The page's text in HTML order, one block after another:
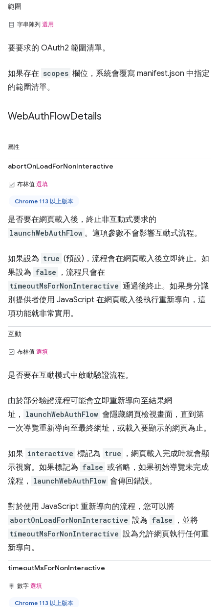
範圍
字串陣列 選用
要要求的 OAuth2 範圍清單。
如果存在 scopes 欄位，系統會覆寫 manifest.json 中指定
的範圍清單。
WebAuthFlowDetails
屬性
abortOnLoadForNonInteractive
布林值 選填
Chrome 113 以上版本
是否要在網頁載入後，終止非互動式要求的
launchWebAuthFlow 。這項參數不會影響互動式流程。
如果設為 true (預設)，流程會在網頁載入後立即終止。如
果設為 false ，流程只會在
timeoutMsForNonInteractive 通過後終止。如果身分識
別提供者使用 JavaScript 在網頁載入後執行重新導向，這
項功能就非常實用。
互動
布林值 選填
是否要在互動模式中啟動驗證流程。
由於部分驗證流程可能會立即重新導向至結果網
址，
launchWebAuthFlow 會隱藏網頁檢視畫面，直到第
一次導覽重新導向至最終網址，或載入要顯示的網頁為止。
如果 interactive 標記為 true
，網頁載入完成時就會顯
示視窗。如果標記為 false 或省略，如果初始導覽未完成
流程，
launchWebAuthFlow 會傳回錯誤。
對於使用 JavaScript 重新導向的流程，您可以將
abortOnLoadForNonInteractive 設為 false ，並將
timeoutMsForNonInteractive 設為允許網頁執行任何重
新導向。
timeoutMsForNonInteractive
數字 選填
Chrome 113 以上版本